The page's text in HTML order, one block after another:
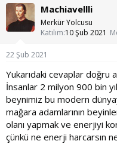
Machiavellli
Merkür Yolcusu
Katılım 10 Şub 2021
22 Şub 2021
Yukarıdaki cevaplar doğru
İnsanlar 2 milyon 900 bin
beynimiz bu modern
mağara adamlarının
olanı yapmak ve enerjiyi
çünkü ne enerji harcarsın